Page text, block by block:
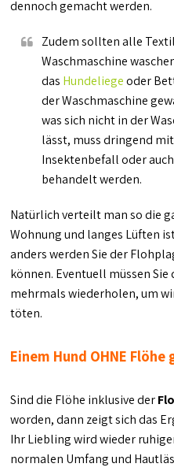
dennoch gemacht werden.
Zudem sollten alle
Waschmaschine
das Hundeliegeoder
der Waschmaschine
was sich nicht in der
lässt, muss dringend
Insektenbefall oder
behandelt werden.
Natürlich verteilt man so die
Wohnung und langes Lüften
anders werden Sie der
können. Eventuell müssen
mehrmals wiederholen, um
töten.
Einem Hund OHNE
Sind die Flöhe inklusive der
worden, dann zeigt sich das
Ihr Liebling wird wieder
normalen Umfang und